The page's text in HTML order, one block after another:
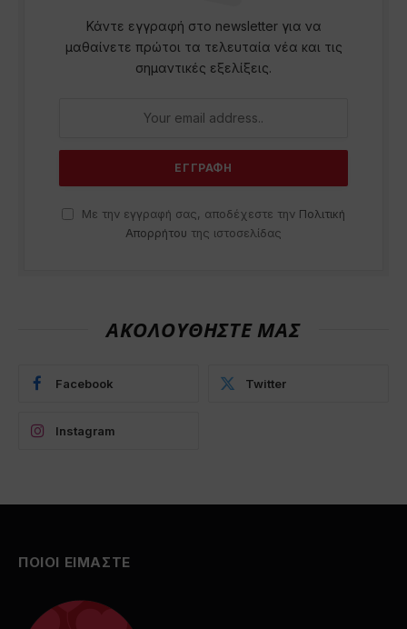
Κάντε εγγραφή στο newsletter για να
μαθαίνετε πρώτοι τα τελευταία νέα και τις
σημαντικές εξελίξεις.
Με την εγγραφή σας, αποδέχεστε την Πολιτική
Απορρήτου της ιστοσελίδας
ΑΚΟΛΟΥΘΗΣΤΕ ΜΑΣ
Facebook Twitter
Instagram
ΠΟΙΟΙ ΕΙΜΑΣΤΕ